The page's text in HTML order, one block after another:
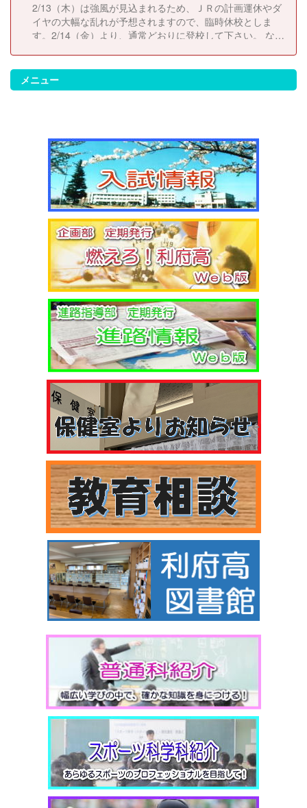
2/13（木）は強風が見込まれるため、ＪＲの計画運休やダ
イヤの大幅な乱れが予想されますので、臨時休校としま
す。2/14（金）より、通常どおりに登校して下さい。 な
2/18（火）考査４日目
メニュー